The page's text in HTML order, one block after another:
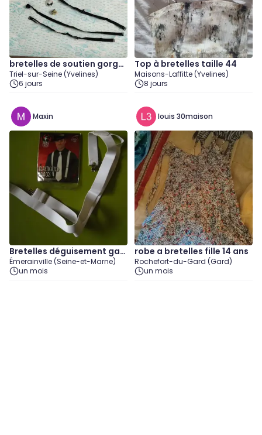
bretelles de soutien gorge
neuve
Triel-sur-Seine (Yvelines)
6 jours
Top à bretelles taille 44
Maisons-Laffitte (Yvelines)
8 jours
Maxin
Bretelles déguisement gan
gster
Émerainville (Seine-et-Marne)
un mois
louis 30maison
robe a bretelles fille 14 ans
Rochefort-du-Gard (Gard)
un mois